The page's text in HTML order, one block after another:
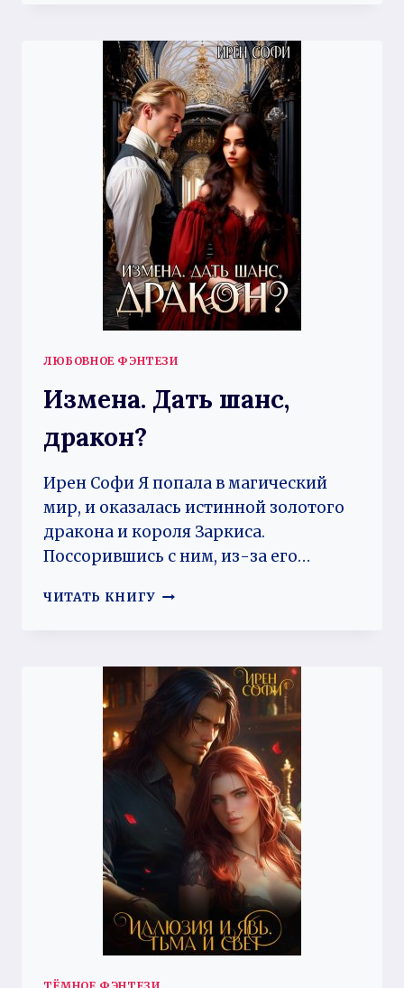
ЛЮБОВНОЕ ФЭНТЕЗИ
Измена. Дать шанс,
дракон?
Ирен Софи Я попала в магический
мир, и оказалась истинной золотого
дракона и короля Заркиса.
Поссорившись с ним, из-за его…
ЧИТАТЬ КНИГУ ИЗМЕНА.